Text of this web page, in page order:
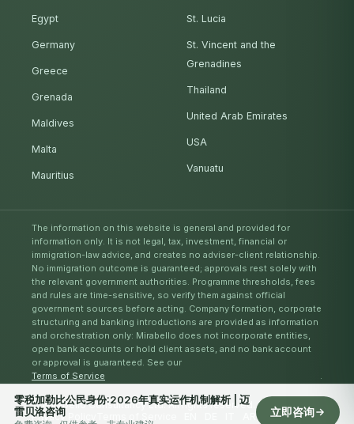
零税加勒比公民身份:2026年真实运作机制解析 | 迈
雷贝洛咨询
立即咨询
Egypt
Germany
Greece
Grenada
Maldives
Malta
Mauritius
St. Lucia
St. Vincent and the
Grenadines
Thailand
United Arab Emirates
USA
Vanuatu
The information on this website is general and provided for
information only. It is not legal, tax, investment, financial or
immigration-law advice, and creates no adviser-client relationship.
No immigration outcome is guaranteed; approvals rest solely with
the relevant government authorities. Programme thresholds, fees
and rules are time-sensitive, so verify them against official
government sources before acting. Company formation, corporate
structuring and banking introductions are provided as information
and orchestration only: Mirabello does not incorporate entities,
open bank accounts or hold client assets, and no bank account
or approval is guaranteed. See our
Terms of Service
.
© Mirabello Consultancy Ltd. All rights reserved. 2026
Privacy Policy
ES RU ZH